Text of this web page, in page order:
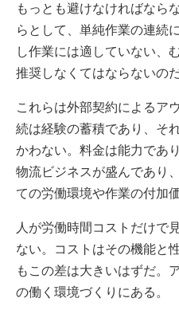
もっとも避けなければなら
らとして、単純作業の連続
し作業には適していない、
推奨しなくてはならないのだ
これらは外部契約によるア
続は経験の蓄積であり、そ
かわない。料金は能力であ
物流ビジネスが盛んであり
ての労働環境や作業の付加
人が労働時間コストだけで
ない。コストはその機能と
もこの差は大きいはずだ。
の働く環境づくりにある。